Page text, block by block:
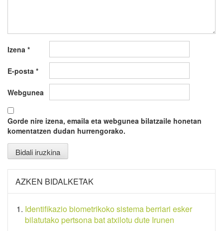
Izena *
E-posta *
Webgunea
Gorde nire izena, emaila eta webgunea bilatzaile honetan
komentatzen dudan hurrengorako.
AZKEN BIDALKETAK
Identifikazio biometrikoko sistema berriari esker
bilatutako pertsona bat atxilotu dute Irunen